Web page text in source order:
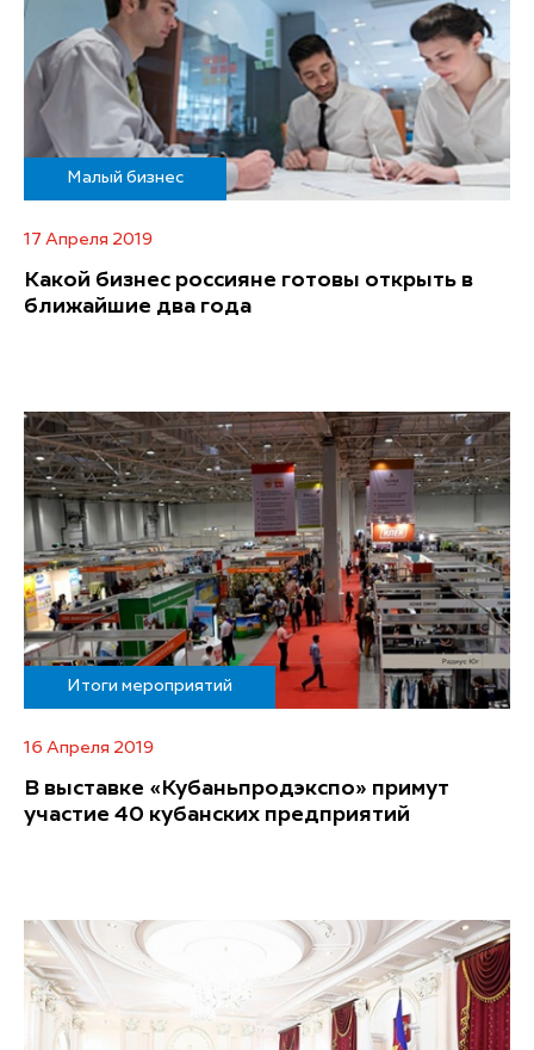
Малый бизнес
17 Апреля 2019
Какой бизнес россияне готовы открыть в
ближайшие два года
Итоги мероприятий
16 Апреля 2019
В выставке «Кубаньпродэкспо» примут
участие 40 кубанских предприятий